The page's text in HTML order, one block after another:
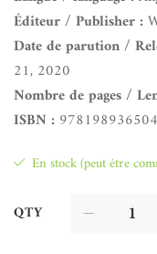
Éditeur / Publisher :
Date de parution /
21, 2020
Nombre de pages /
ISBN :
En stock (peut être
QTY